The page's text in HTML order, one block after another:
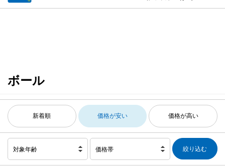
ボール
新着順 価格が安い 価格が高い
対象年齢 価格帯